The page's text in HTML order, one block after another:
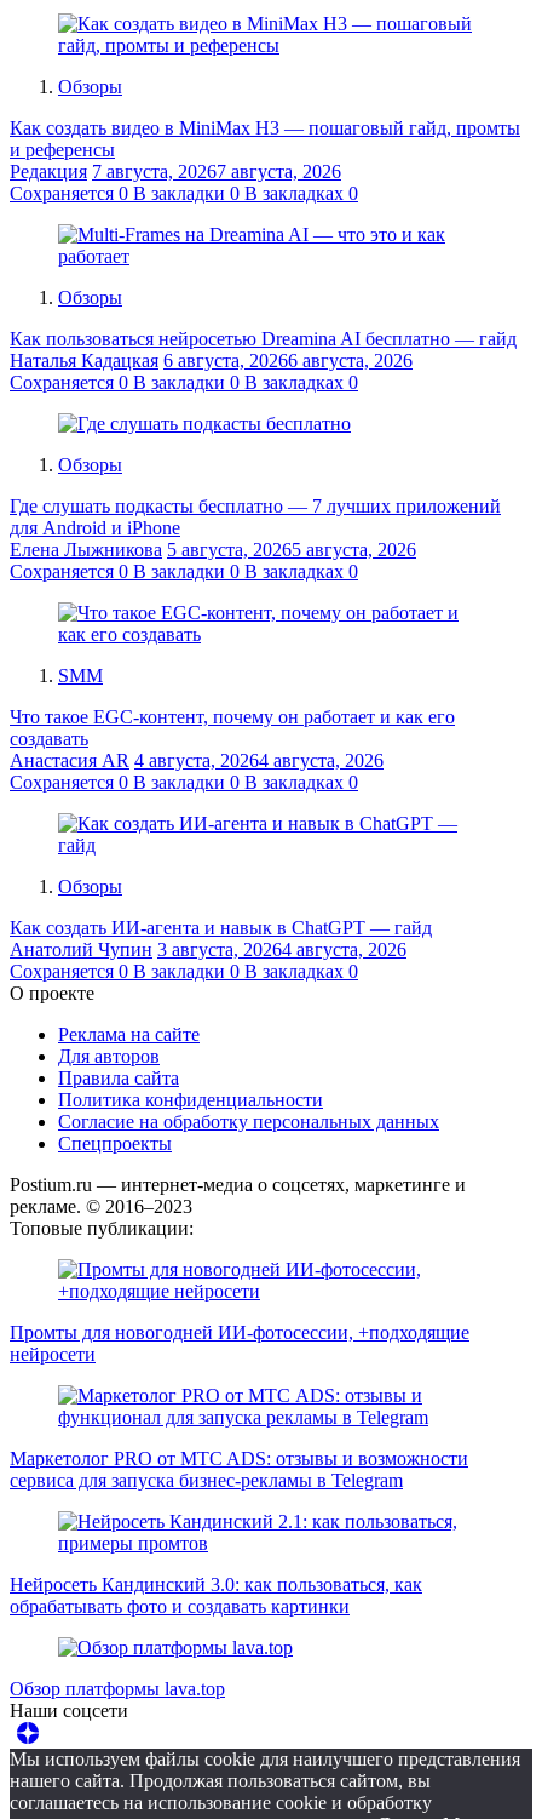
Обзоры
Как создать видео в MiniMax H3 — пошаговый гайд, промты
и референсы
Редакция 7 августа, 20267 августа, 2026
Сохраняется 0 В закладки 0 В закладках 0
Обзоры
Как пользоваться нейросетью Dreamina AI бесплатно — гайд
Наталья Кадацкая 6 августа, 20266 августа, 2026
Сохраняется 0 В закладки 0 В закладках 0
Обзоры
Где слушать подкасты бесплатно — 7 лучших приложений
для Android и iPhone
Елена Лыжникова 5 августа, 20265 августа, 2026
Сохраняется 0 В закладки 0 В закладках 0
SMM
Что такое EGC-контент, почему он работает и как его
создавать
Анастасия AR 4 августа, 20264 августа, 2026
Сохраняется 0 В закладки 0 В закладках 0
Обзоры
Как создать ИИ-агента и навык в ChatGPT — гайд
Анатолий Чупин 3 августа, 20264 августа, 2026
Сохраняется 0 В закладки 0 В закладках 0
О проекте
Реклама на сайте
Для авторов
Правила сайта
Политика конфиденциальности
Согласие на обработку персональных данных
Спецпроекты
Postium.ru — интернет-медиа о соцсетях, маркетинге и
рекламе. © 2016–2023
Топовые публикации:
Промты для новогодней ИИ-фотосессии, +подходящие
нейросети
Маркетолог PRO от MTC ADS: отзывы и возможности
сервиса для запуска бизнес-рекламы в Telegram
Нейросеть Кандинский 3.0: как пользоваться, как
обрабатывать фото и создавать картинки
Обзор платформы lava.top
Наши соцсети
Мы используем файлы cookie для наилучшего представления
нашего сайта. Продолжая пользоваться сайтом, вы
соглашаетесь на использование cookie и обработку